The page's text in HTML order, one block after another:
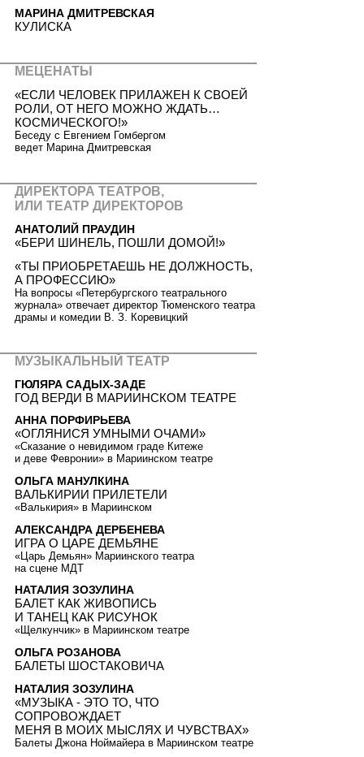
МАРИНА ДМИТРЕВСКАЯ
КУЛИСКА
МЕЦЕНАТЫ
«ЕСЛИ ЧЕЛОВЕК ПРИЛАЖЕН К СВОЕЙ
РОЛИ, ОТ НЕГО МОЖНО ЖДАТЬ…
КОСМИЧЕСКОГО!»
Беседу с Евгением Гомбергом
ведет Марина Дмитревская
ДИРЕКТОРА ТЕАТРОВ,
ИЛИ ТЕАТР ДИРЕКТОРОВ
АНАТОЛИЙ ПРАУДИН
«БЕРИ ШИНЕЛЬ, ПОШЛИ ДОМОЙ!»
«ТЫ ПРИОБРЕТАЕШЬ НЕ ДОЛЖНОСТЬ,
А ПРОФЕССИЮ»
На вопросы «Петербургского театрального
журнала» отвечает директор Тюменского театра
драмы и комедии В. З. Коревицкий
МУЗЫКАЛЬНЫЙ ТЕАТР
ГЮЛЯРА САДЫХ-ЗАДЕ
ГОД ВЕРДИ В МАРИИНСКОМ ТЕАТРE
АННА ПОРФИРЬЕВА
«ОГЛЯНИСЯ УМНЫМИ ОЧАМИ»
«Сказание о невидимом граде Китеже
и деве Февронии» в Мариинском театре
ОЛЬГА МАНУЛКИНА
ВАЛЬКИРИИ ПРИЛЕТЕЛИ
«Валькирия» в Мариинском
АЛЕКСАНДРА ДЕРБЕНЕВА
ИГРА О ЦАРЕ ДЕМЬЯНЕ
«Царь Демьян» Мариинского театра
на сцене МДТ
НАТАЛИЯ ЗОЗУЛИНА
БАЛЕТ КАК ЖИВОПИСЬ
И ТАНЕЦ КАК РИСУНОК
«Щелкунчик» в Мариинском театре
ОЛЬГА РОЗАНОВА
БАЛЕТЫ ШОСТАКОВИЧА
НАТАЛИЯ ЗОЗУЛИНА
«МУЗЫКА - ЭТО ТО, ЧТО
СОПРОВОЖДАЕТ
МЕНЯ В МОИХ МЫСЛЯХ И ЧУВСТВАХ»
Балеты Джона Ноймайера в Мариинском театре